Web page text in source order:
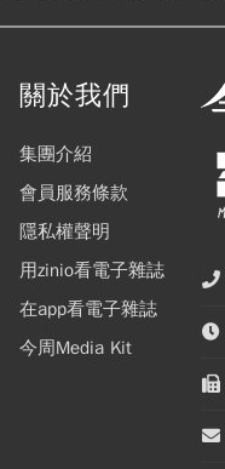
關於我們
集團介紹
會員服務條款
隱私權聲明
用zinio看電子雜誌
在app看電子雜誌
今周Media Kit